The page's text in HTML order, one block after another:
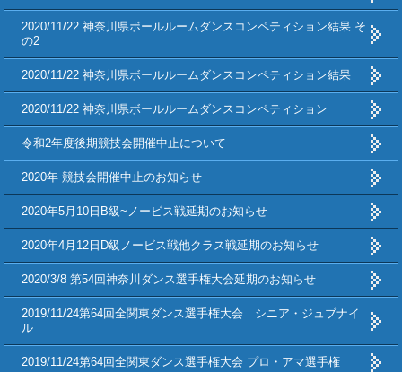
2020/11/22 神奈川県ボールルームダンスコンペティション結果 そ
の2
2020/11/22 神奈川県ボールルームダンスコンペティション結果
2020/11/22 神奈川県ボールルームダンスコンペティション
令和2年度後期競技会開催中止について
2020年 競技会開催中止のお知らせ
2020年5月10日B級~ノービス戦延期のお知らせ
2020年4月12日D級ノービス戦他クラス戦延期のお知らせ
2020/3/8 第54回神奈川ダンス選手権大会延期のお知らせ
2019/11/24第64回全関東ダンス選手権大会 シニア・ジュブナイ
ル
2019/11/24第64回全関東ダンス選手権大会 プロ・アマ選手権